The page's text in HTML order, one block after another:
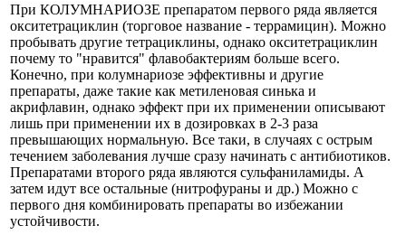
При КОЛУМНАРИОЗЕ препаратом первого ряда является
окситетрациклин (торговое название - террамицин). Можно
пробывать другие тетрациклины, однако окситетрациклин
почему то "нравится" флавобактериям больше всего.
Конечно, при колумнариозе эффективны и другие
препараты, даже такие как метиленовая синька и
акрифлавин, однако эффект при их применении описывают
лишь при применении их в дозировках в 2-3 раза
превышающих нормальную. Все таки, в случаях с острым
течением заболевания лучше сразу начинать с антибиотиков.
Препаратами второго ряда являются сульфаниламиды. А
затем идут все остальные (нитрофураны и др.) Можно с
первого дня комбинировать препараты во избежании
устойчивости.